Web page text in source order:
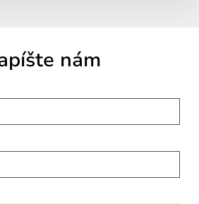
nám